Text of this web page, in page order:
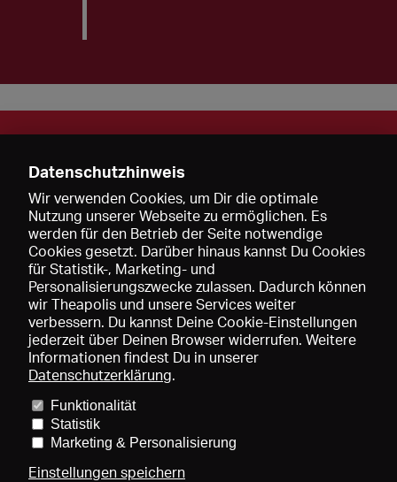
Premium-Mitglied werden, um diesen Artikel zu
lesen.
Preise und Mitgliedschaften
Mediadaten
Über uns Impressum
Datenschutzhinweis
Wir verwenden Cookies, um Dir die optimale
Nutzung unserer Webseite zu ermöglichen. Es
werden für den Betrieb der Seite notwendige
Cookies gesetzt. Darüber hinaus kannst Du Cookies
für Statistik-, Marketing- und
Personalisierungszwecke zulassen. Dadurch können
wir Theapolis und unsere Services weiter
verbessern. Du kannst Deine Cookie-Einstellungen
jederzeit über Deinen Browser widerrufen. Weitere
Informationen findest Du in unserer
Datenschutzerklärung.
Funktionalität
Statistik
Marketing & Personalisierung
Einstellungen speichern